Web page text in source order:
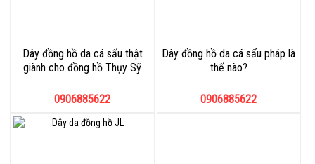
Dây đồng hồ da cá sấu thật
giành cho đồng hồ Thụy Sỹ
0906885622
Dây đồng hồ da cá sấu pháp là
thế nào?
0906885622